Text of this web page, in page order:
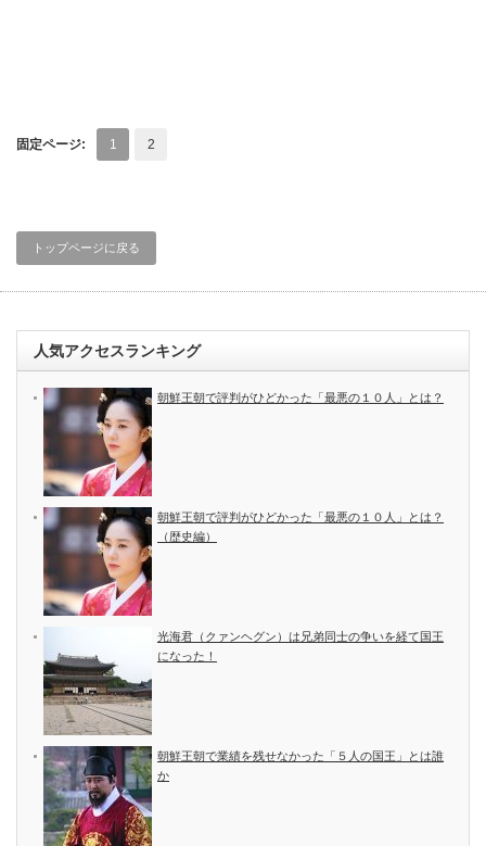
固定ページ: 1 2
トップページに戻る
人気アクセスランキング
朝鮮王朝で評判がひどかった「最悪の１０人」とは？
朝鮮王朝で評判がひどかった「最悪の１０人」とは？
（歴史編）
光海君（クァンヘグン）は兄弟同士の争いを経て国王
になった！
朝鮮王朝で業績を残せなかった「５人の国王」とは誰
か